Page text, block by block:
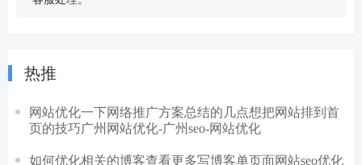
热推
网站优化一下网络推广方案总结的几点想把网站排到首
页的技巧广州网站优化-广州seo-网站优化
如何优化相关的博客查看更多写博客单页面网站seo优化